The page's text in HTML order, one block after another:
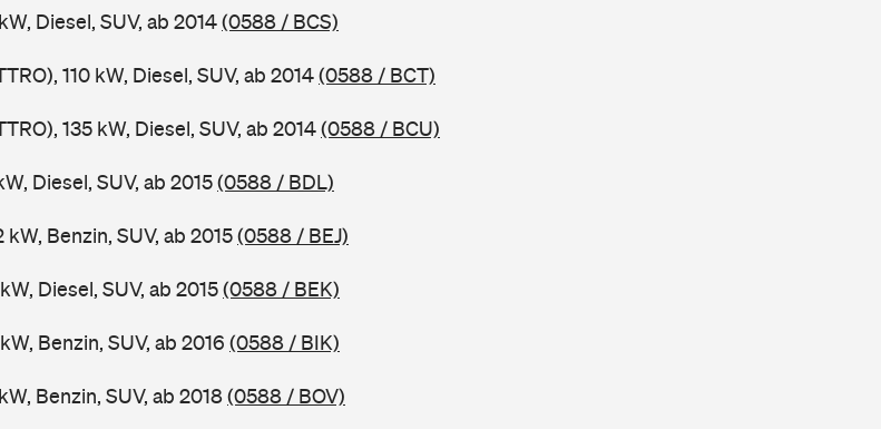
Diesel, SUV, ab 2014(0588 / BCS)
110 kW, Diesel, SUV, ab 2014(0588 / BCT)
135 kW, Diesel, SUV, ab 2014(0588 / BCU)
Diesel, SUV, ab 2015(0588 / BDL)
Benzin, SUV, ab 2015(0588 / BEJ)
Diesel, SUV, ab 2015(0588 / BEK)
Benzin, SUV, ab 2016 (0588 / BIK)
Benzin, SUV, ab 2018(0588 / BOV)